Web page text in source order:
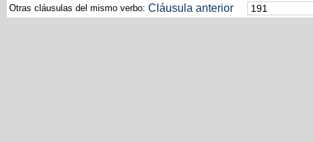
Otras cláusulas del mismo verbo: Cláusula anterior